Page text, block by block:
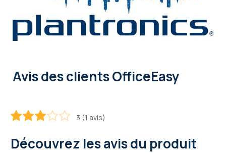
Avis des clients OfficeEasy
3 (1 avis)
Découvrez les avis du produit